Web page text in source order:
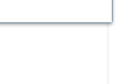
відчуттів під час ходьби